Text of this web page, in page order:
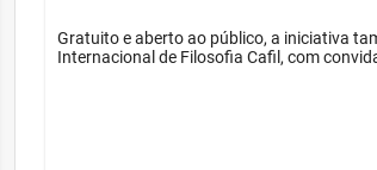
Gratuito e aberto ao público, a iniciativa
Internacional de Filosofia Cafil, com